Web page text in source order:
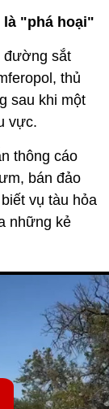
là "phá hoại"
đường sắt
thủ
sau khi một
vực.
thông cáo
bán đảo
vụ tàu hỏa
những kẻ